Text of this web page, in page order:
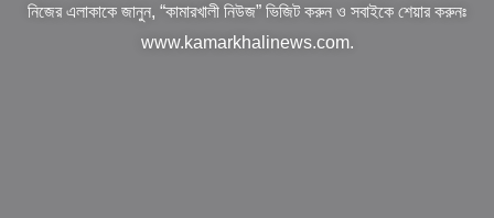
নিজের এলাকাকে জানুন, “কামারখালী নিউজ” ভিজিট করুন ও সবাইকে শেয়ার করুনঃ
www.kamarkhalinews.com.